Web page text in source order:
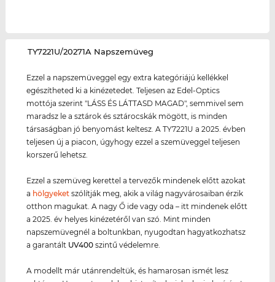
‌TY7221U/20271A Napszemüveg
Ezzel a napszemüveggel egy extra kategóriájú kellékkel
egészítheted ki a kinézetedet. Teljesen az Edel-Optics
mottója szerint "LÁSS ÉS LÁTTASD MAGAD", semmivel sem
maradsz le a sztárok és sztárocskák mögött, is minden
társaságban jó benyomást keltesz. A TY7221U a 2025. évben
teljesen új a piacon, úgyhogy ezzel a szemüveggel teljesen
korszerű lehetsz.
Ezzel a szemüveg kerettel a tervezők mindenek előtt azokat
a hölgyeket szólítják meg, akik a világ nagyvárosaiban érzik
otthon magukat. A nagy Ő ide vagy oda – itt mindenek előtt
a 2025. év helyes kinézetéről van szó. Mint minden
napszemüvegnél a boltunkban, nyugodtan hagyatkozhatsz
a garantált UV400 szintű védelemre.
A modellt már utánrendeltük, és hamarosan ismét lesz